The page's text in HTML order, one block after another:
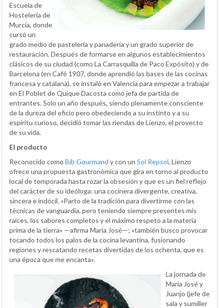
Escuela de
Hostelería de
Murcia, donde
cursó un
grado medio de pastelería y panadería y un grado superior de
restauración. Después de formarse en algunos establecimientos
clásicos de su ciudad (como La Carrasquilla de Paco Expósito) y de
Barcelona (en Café 1907, donde aprendió las bases de las cocinas
francesa y catalana), se instaló en Valencia para empezar a trabajar
en El Poblet de Quique Dacosta como jefa de partida de
entrantes. Solo un año después, siendo plenamente consciente
de la dureza del oficio pero obedeciendo a su instinto y a su
espíritu curioso, decidió tomar las riendas de Lienzo, el proyecto
de su vida.
El producto
Reconocido como Bib Gourmand y con un Sol Repsol, Lienzo
ofrece una propuesta gastronómica que gira en torno al producto
local de temporada hasta rozar la obsesión y que es un fiel reflejo
del carácter de su ideóloga: una cocinera divergente, creativa,
sincera e indócil. «Parto de la tradición para divertirme con las
técnicas de vanguardia, pero teniendo siempre presentes mis
raíces, los sabores completos y el máximo respeto a la materia
prima de la tierra» —afirma María José—; «también busco provocar
tocando todos los palos de la cocina levantina, fusionando
regiones y rescatando recetas divertidas de los ochenta, que es
una época que me encanta».
La jornada de
María José y
Juanjo (jefe de
sala y sumiller